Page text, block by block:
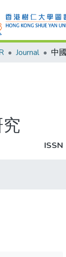
Journal 中
ISSN